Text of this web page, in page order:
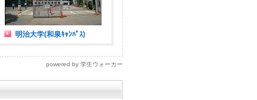
明治大学(和泉ｷｬﾝﾊﾟｽ)
powered by 学生ウォーカー